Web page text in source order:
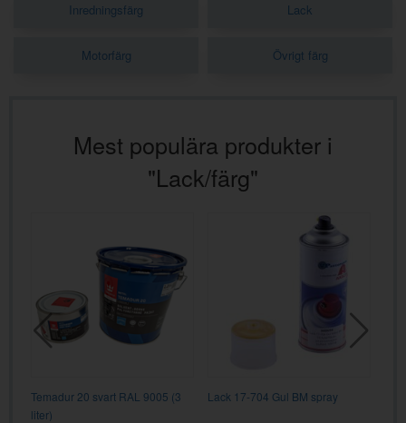
Inredningsfärg Lack
Motorfärg Övrigt färg
Mest populära produkter i
"Lack/färg"
Temadur 20 svart RAL 9005 (3
liter)
Lack 17-704 Gul BM spray